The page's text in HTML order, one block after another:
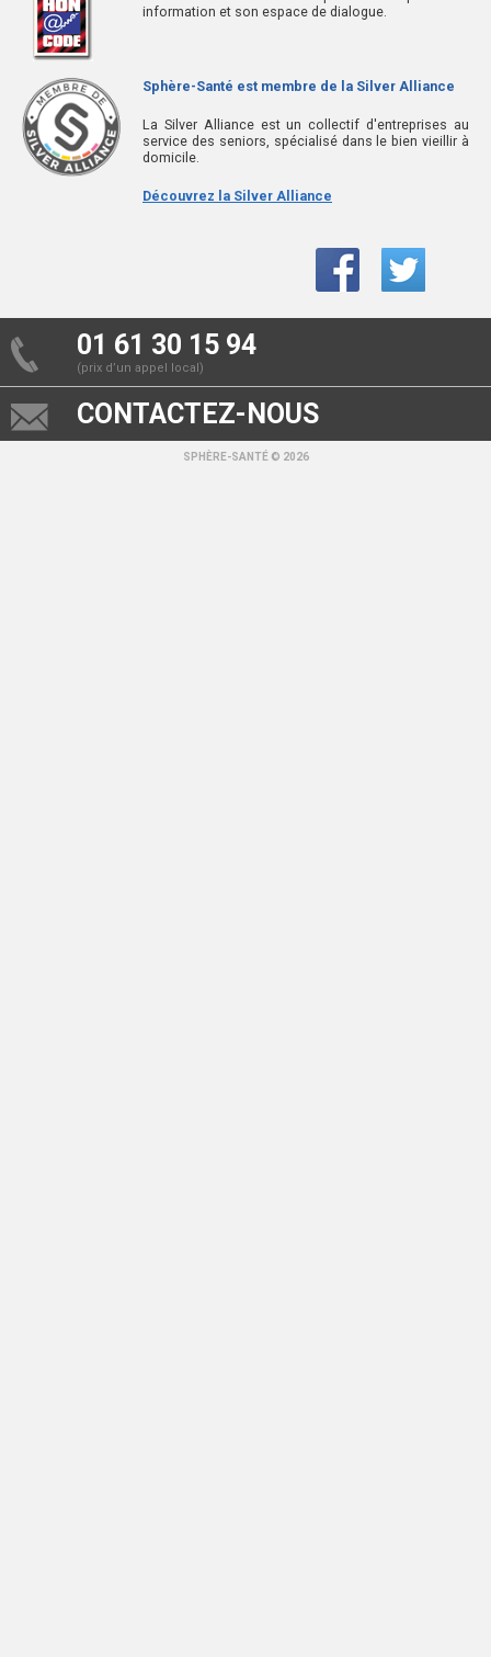
information et son espace de dialogue.
Sphère-Santé est membre de la Silver Alliance
La Silver Alliance est un collectif d'entreprises au
service des seniors, spécialisé dans le bien vieillir à
domicile.
Découvrez la Silver Alliance
01 61 30 15 94
(prix d’un appel local)
CONTACTEZ-NOUS
SPHÈRE-SANTÉ © 2026